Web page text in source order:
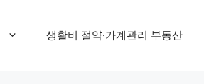
생활비 절약·가계관리 부동산